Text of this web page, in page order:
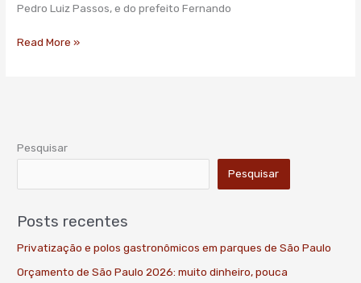
Pedro Luiz Passos, e do prefeito Fernando
Read More »
Pesquisar
Pesquisar
Posts recentes
Privatização e polos gastronômicos em parques de São Paulo
Orçamento de São Paulo 2026: muito dinheiro, pouca